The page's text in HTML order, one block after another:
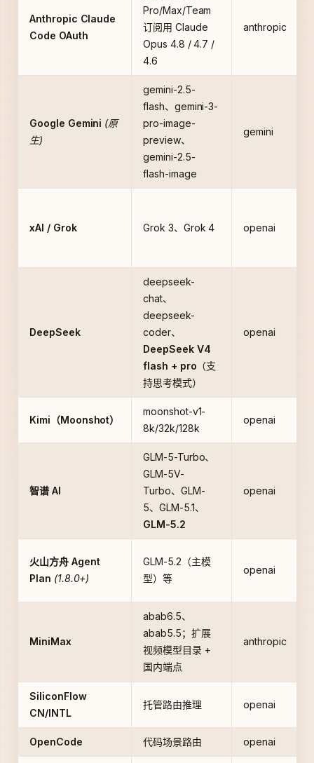
Anthropic Claude
Code OAuth
Pro/Max/Team
订阅用 Claude
Opus 4.8 / 4.7 /
4.6
anthropic
Google Gemini (原
生)
gemini-2.5-
flash、gemini-3-
pro-image-
preview、
gemini-2.5-
flash-image
gemini
xAI / Grok Grok 3、Grok 4 openai
DeepSeek
deepseek-
chat、
deepseek-
coder、
DeepSeek V4
flash + pro （支
持思考模式）
openai
Kimi（Moonshot）
moonshot-v1-
8k/32k/128k
openai
智谱 AI
GLM-5-Turbo、
GLM-5V-
Turbo、GLM-
5、GLM-5.1、
GLM-5.2
openai
火山方舟 Agent
Plan (1.8.0+)
GLM-5.2（主模
型）等
openai
MiniMax
abab6.5、
abab5.5；扩展
视频模型目录 +
国内端点
anthropic
SiliconFlow
CN/INTL
托管路由推理 openai
OpenCode 代码场景路由 openai